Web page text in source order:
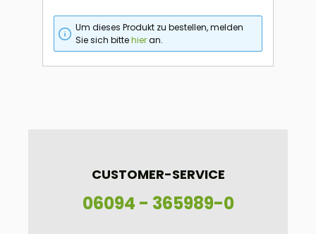
CUSTOMER-SERVICE
06094 - 365989-0
Um dieses Produkt zu bestellen, melden
Sie sich bittehieran.